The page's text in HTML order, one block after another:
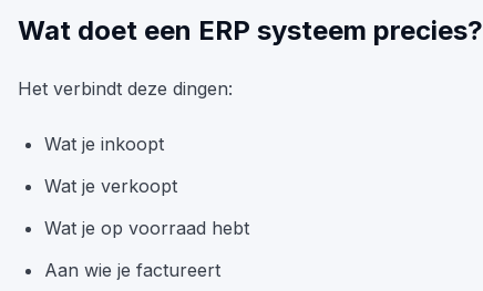
Wat doet een ERP systeem precies?
Het verbindt deze dingen:
Wat je inkoopt
Wat je verkoopt
Wat je op voorraad hebt
Aan wie je factureert